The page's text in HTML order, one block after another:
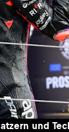
und